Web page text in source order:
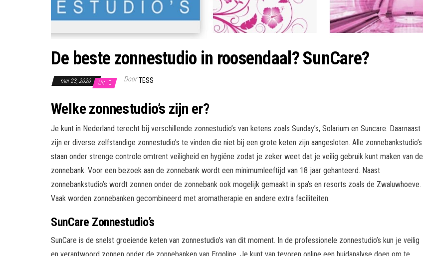
De beste zonnestudio in roosendaal? SunCare?
mei 23, 2020 Uit Door TESS
Welke zonnestudio’s zijn er?
Je kunt in Nederland terecht bij verschillende zonnestudio’s van ketens zoals Sunday’s, Solarium en Suncare. Daarnaast
zijn er diverse zelfstandige zonnestudio’s te vinden die niet bij een grote keten zijn aangesloten. Alle zonnebankstudio’s
staan onder strenge controle omtrent veiligheid en hygiëne zodat je zeker weet dat je veilig gebruik kunt maken van de
zonnebank. Voor een bezoek aan de zonnebank wordt een minimumleeftijd van 18 jaar gehanteerd. Naast
zonnebankstudio’s wordt zonnen onder de zonnebank ook mogelijk gemaakt in spa’s en resorts zoals de Zwaluwhoeve.
Vaak worden zonnebanken gecombineerd met aromatherapie en andere extra faciliteiten.
SunCare Zonnestudio’s
SunCare is de snelst groeiende keten van zonnestudio’s van dit moment. In de professionele zonnestudio’s kun je veilig